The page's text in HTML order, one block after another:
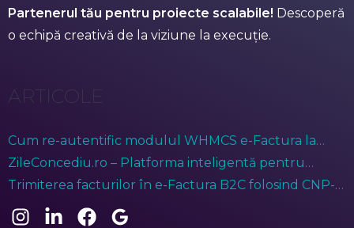
Partenerul tău pentru proiecte scalabile! Descoperă
o echipă creativă de la viziune la execuție.
ARTICOLE
Cum re-autentific modulul WHMCS e-Factura la
ANAF?
ZileConcediu.ro – Platforma inteligentă pentru
gestionarea prezenței angajaților
Trimiterea facturilor în e-Factura B2C folosind CNP-ul
anonimizat (treisprezece de zero)